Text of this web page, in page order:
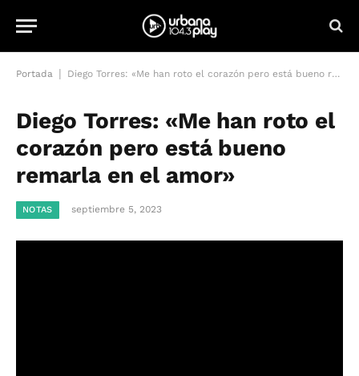
Portada Diego Torres: «Me han roto el corazón pero está bueno remarla en el amor»
Diego Torres: «Me han roto el
corazón pero está bueno
remarla en el amor»
NOTAS septiembre 5, 2023